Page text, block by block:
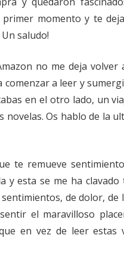
momento y te
saludo!
no me deja volver
comenzar a leer y
en el otro lado, un
Os hablo de la
te remueve
y esta se me ha
de dolor, de
el maravilloso
en vez de leer estas